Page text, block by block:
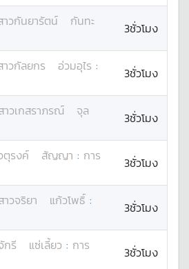
วกันยารัตน์
กันทะ
3ชั่วโมง
วกัลยกร อ่วมอุไร :
3ชั่วโมง
วเกสราภรณ์
จุล
3ชั่วโมง
ตุรงค์ สัญญา : การ
3ชั่วโมง
วจริยา แก้วโพธิ์ :
3ชั่วโมง
กรี แซ่เลี้ยว : การ
3ชั่วโมง